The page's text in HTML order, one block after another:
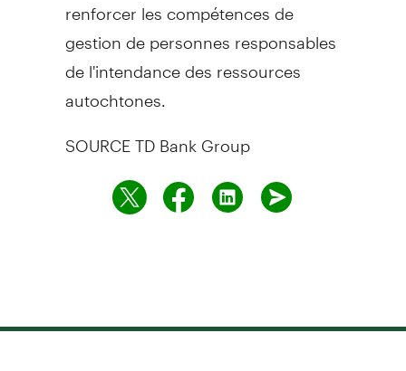
gestion de personnes responsables
de l'intendance des ressources
autochtones.
SOURCE TD Bank Group